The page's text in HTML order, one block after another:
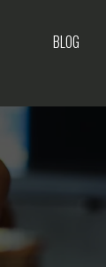
BLOG